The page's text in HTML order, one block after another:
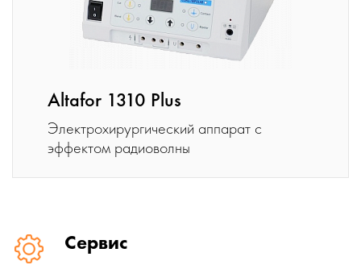
Altafor 1310 Plus
Электрохирургический аппарат с
эффектом радиоволны
Сервис